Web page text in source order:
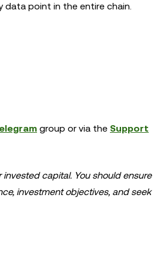
point in the entire chain.
group or via the Support
capital. You should ensure
investment objectives, and seek